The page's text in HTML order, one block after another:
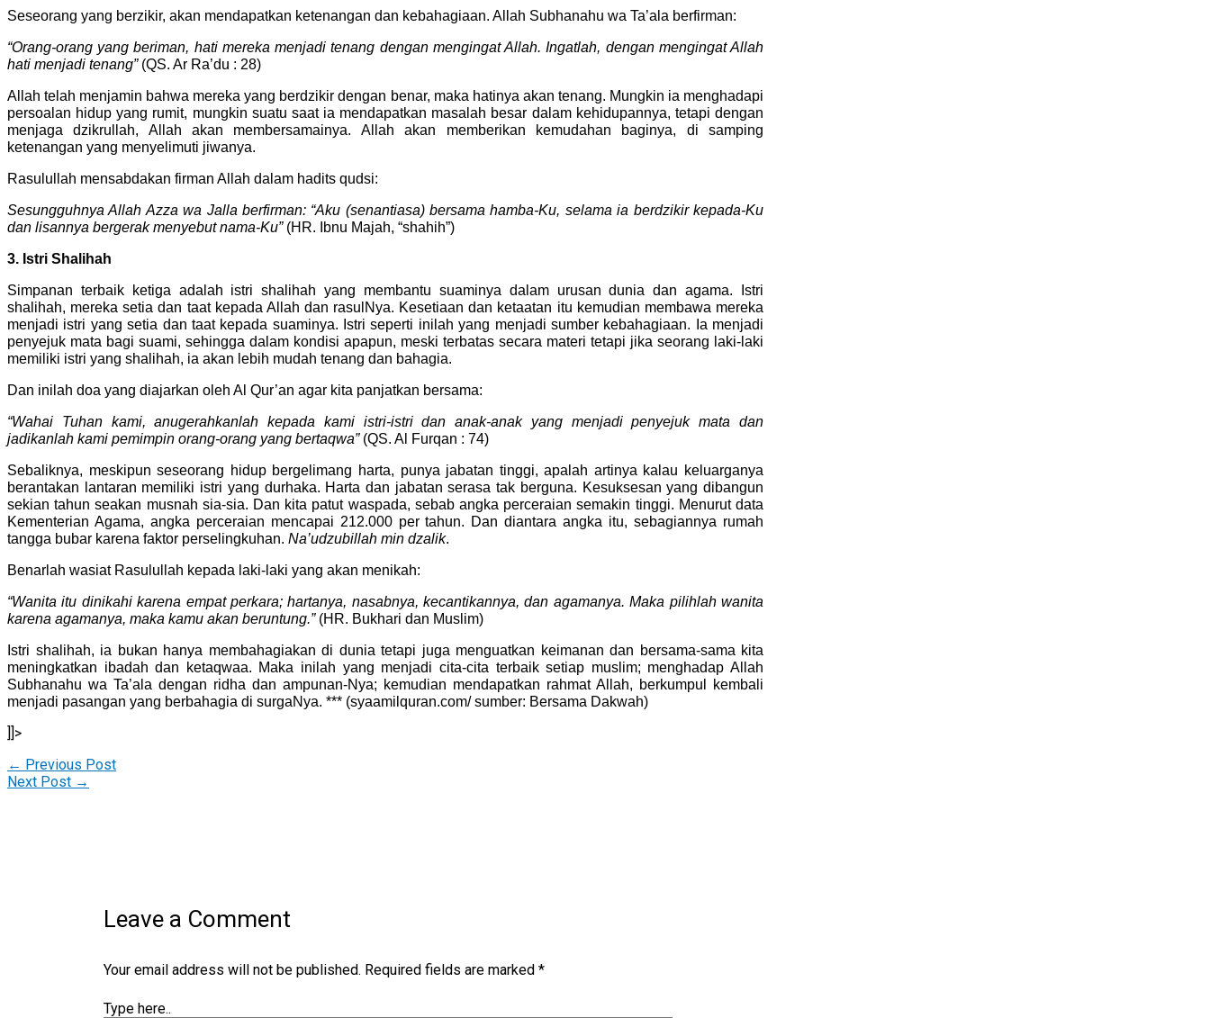
Seseorang yang berzikir, akan mendapatkan ketenangan dan kebahagiaan. Allah Subhanahu wa Ta’ala berfirman:
“Orang-orang yang beriman, hati mereka menjadi tenang dengan mengingat Allah. Ingatlah, dengan mengingat Allah
hati menjadi tenang”(QS. Ar Ra’du : 28)
Allah telah menjamin bahwa mereka yang berdzikir dengan benar, maka hatinya akan tenang. Mungkin ia menghadapi
persoalan hidup yang rumit, mungkin suatu saat ia mendapatkan masalah besar dalam kehidupannya, tetapi dengan
menjaga dzikrullah, Allah akan membersamainya. Allah akan memberikan kemudahan baginya, di samping
ketenangan yang menyelimuti jiwanya.
Rasulullah mensabdakan firman Allah dalam hadits qudsi:
Sesungguhnya Allah Azza wa Jalla berfirman: “Aku (senantiasa) bersama hamba-Ku, selama ia berdzikir kepada-Ku
dan lisannya bergerak menyebut nama-Ku”(HR. Ibnu Majah, “shahih”)
3. Istri Shalihah
Simpanan terbaik ketiga adalah istri shalihah yang membantu suaminya dalam urusan dunia dan agama. Istri
shalihah, mereka setia dan taat kepada Allah dan rasulNya. Kesetiaan dan ketaatan itu kemudian membawa mereka
menjadi istri yang setia dan taat kepada suaminya. Istri seperti inilah yang menjadi sumber kebahagiaan. Ia menjadi
penyejuk mata bagi suami, sehingga dalam kondisi apapun, meski terbatas secara materi tetapi jika seorang laki-laki
memiliki istri yang shalihah, ia akan lebih mudah tenang dan bahagia.
Dan inilah doa yang diajarkan oleh Al Qur’an agar kita panjatkan bersama:
“Wahai Tuhan kami, anugerahkanlah kepada kami istri-istri dan anak-anak yang menjadi penyejuk mata dan
jadikanlah kami pemimpin orang-orang yang bertaqwa” (QS. Al Furqan : 74)
Sebaliknya, meskipun seseorang hidup bergelimang harta, punya jabatan tinggi, apalah artinya kalau keluarganya
berantakan lantaran memiliki istri yang durhaka. Harta dan jabatan serasa tak berguna. Kesuksesan yang dibangun
sekian tahun seakan musnah sia-sia. Dan kita patut waspada, sebab angka perceraian semakin tinggi. Menurut data
Kementerian Agama, angka perceraian mencapai 212.000 per tahun. Dan diantara angka itu, sebagiannya rumah
tangga bubar karena faktor perselingkuhan. Na’udzubillah min dzalik.
Benarlah wasiat Rasulullah kepada laki-laki yang akan menikah:
“Wanita itu dinikahi karena empat perkara; hartanya, nasabnya, kecantikannya, dan agamanya. Maka pilihlah wanita
karena agamanya, maka kamu akan beruntung.”(HR. Bukhari dan Muslim)
Istri shalihah, ia bukan hanya membahagiakan di dunia tetapi juga menguatkan keimanan dan bersama-sama kita
meningkatkan ibadah dan ketaqwaa. Maka inilah yang menjadi cita-cita terbaik setiap muslim; menghadap Allah
Subhanahu wa Ta’ala dengan ridha dan ampunan-Nya; kemudian mendapatkan rahmat Allah, berkumpul kembali
menjadi pasangan yang berbahagia di surgaNya. *** (syaamilquran.com/ sumber: Bersama Dakwah)
]]>
← Previous Post
Next Post →
Leave a Comment
Your email address will not be published. Required fields are marked *
Type here..